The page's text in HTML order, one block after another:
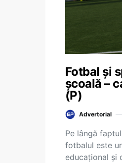
Fotbal și
școală –
(P)
Advertorial
Pe lângă
fotbalul este
educațional și